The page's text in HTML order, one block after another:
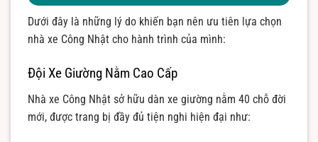
Dưới đây là những lý do khiến bạn nên ưu tiên lựa chọn
nhà xe Công Nhật cho hành trình của mình:
Đội Xe Giường Nằm Cao Cấp
Nhà xe Công Nhật sở hữu dàn xe giường nằm 40 chỗ đời
mới, được trang bị đầy đủ tiện nghi hiện đại như: